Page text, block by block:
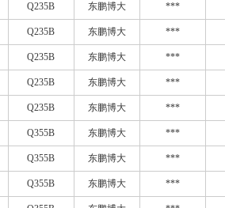
Q235B 东鹏博大 ***
Q235B 东鹏博大 ***
Q235B 东鹏博大 ***
Q235B 东鹏博大 ***
Q235B 东鹏博大 ***
Q355B 东鹏博大 ***
Q355B 东鹏博大 ***
Q355B 东鹏博大 ***